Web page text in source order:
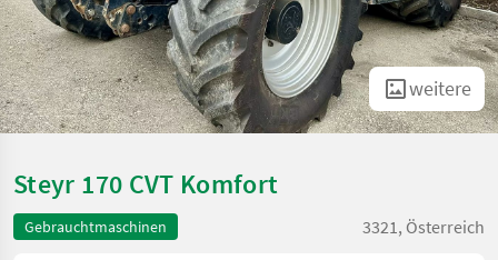
weitere
Steyr 170 CVT Komfort
Gebrauchtmaschinen 3321, Österreich